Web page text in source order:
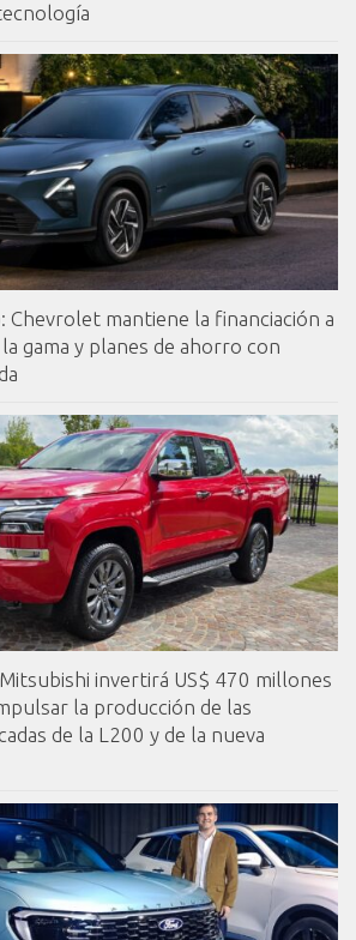
Chevrolet mantiene la financiación a
gama y planes de ahorro con
invertirá US$ 470 millones
la producción de las
de la L200 y de la nueva